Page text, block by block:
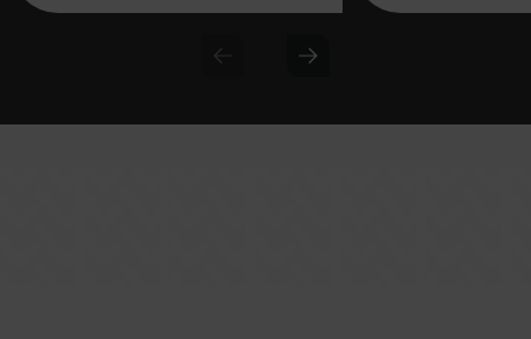
Previous slide
Next slide